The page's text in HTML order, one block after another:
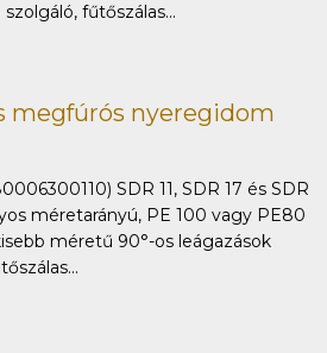
fűtőszálas...
megfúrós nyeregidom
SDR 11, SDR 17 és SDR
méretarányú, PE 100 vagy PE80
méretű 90°-os leágazások